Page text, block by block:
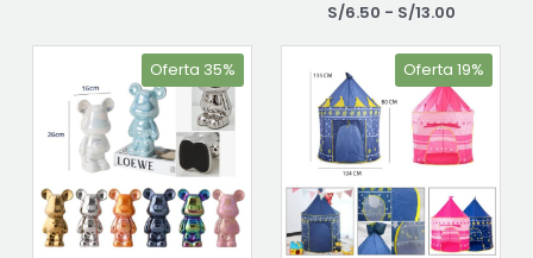
S/6.50 - S/13.00
Oferta 35% Oferta 19%